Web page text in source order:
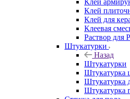
Клей
Клей
Клей для
Клеевая
Раствор для
Штукатурки
Назад
Штукатурки
Штукатурка
Штукатурка
Штукатурка